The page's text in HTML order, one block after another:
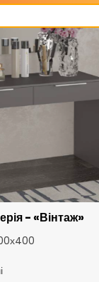
- «Вінтаж»